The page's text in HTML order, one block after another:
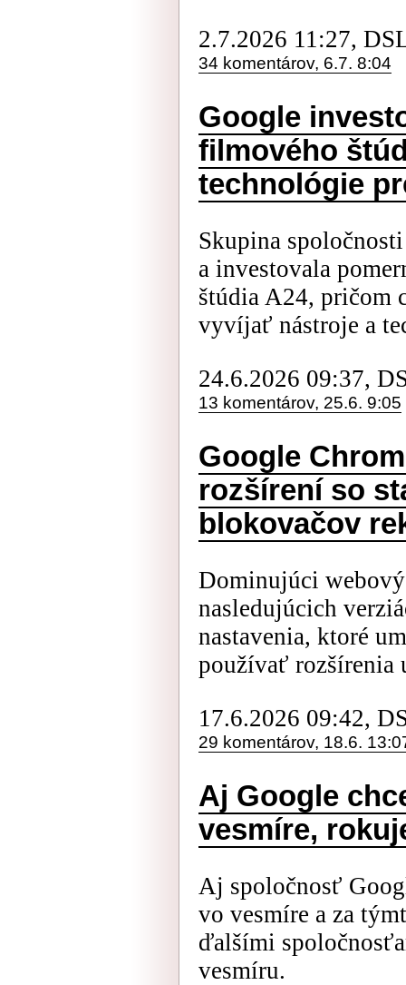
2.7.2026 11:27,
34 komentárov, 6.7. 8:04
Google
filmového
technológie
Skupina
a investovala
štúdia A24,
vyvíjať nástroje a
24.6.2026 09:37,
13 komentárov, 25.6. 9:05
Google
rozšírení so
blokovačov
Dominujúci
nasledujúcich
nastavenia, ktoré
používať rozšírenia
17.6.2026 09:42,
29 komentárov, 18.6.
Aj Google
vesmíre,
Aj spoločnosť
vo vesmíre a za
ďalšími
vesmíru.